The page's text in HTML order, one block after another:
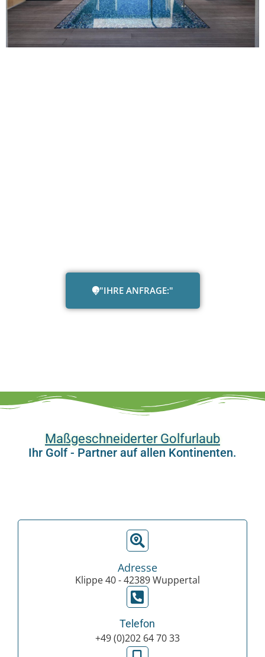
"IHRE ANFRAGE:"
Maßgeschneiderter Golfurlaub
Ihr Golf - Partner auf allen Kontinenten.
Adresse
Klippe 40 - 42389 Wuppertal
Telefon
+49 (0)202 64 70 33